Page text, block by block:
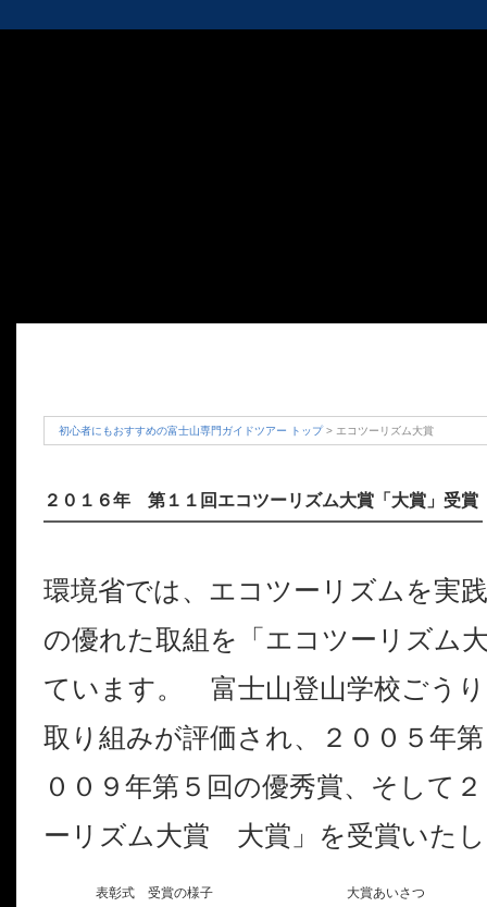
初心者にもおすすめの富士山専門ガイドツアー トップ> エコツーリズム大賞
２０１６年 第１１回エコツーリズム大賞「大賞」受賞
環境省では、エコツーリズムを実
の優れた取組を「エコツーリズム
ています。 富士山登山学校ごう
取り組みが評価され、２００５年
００９年第５回の優秀賞、そして
ーリズム大賞 大賞」を受賞いた
表彰式 受賞の様子 大賞あいさつ